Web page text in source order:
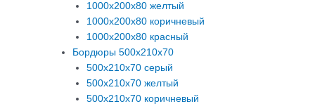
1000х200х80 желтый
1000х200х80 коричневый
1000х200х80 красный
Бордюры 500х210х70
500х210х70 серый
500х210х70 желтый
500х210х70 коричневый